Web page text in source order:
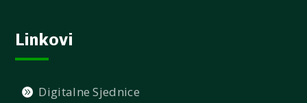
Linkovi
Digitalne Sjednice